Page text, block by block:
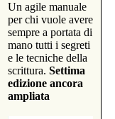
Un agile manuale
per chi vuole avere
sempre a portata di
mano tutti i segreti
e le tecniche della
scrittura. Settima
edizione ancora
ampliata